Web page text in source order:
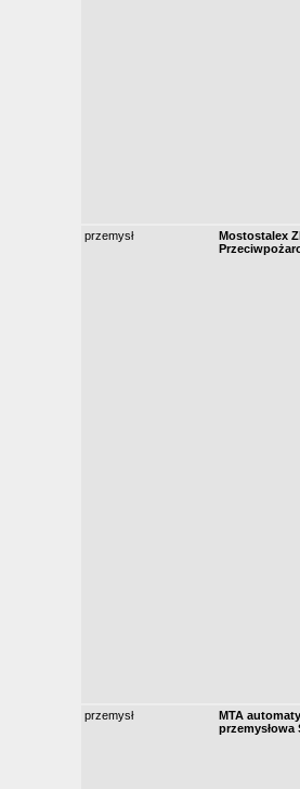
przemysł
Mostostalex
przemysł
MTA
przemysłowa